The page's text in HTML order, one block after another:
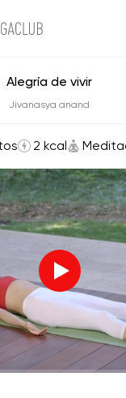
Meditaciones
Alegría de vivir
Jivanasya anand
2 kcal